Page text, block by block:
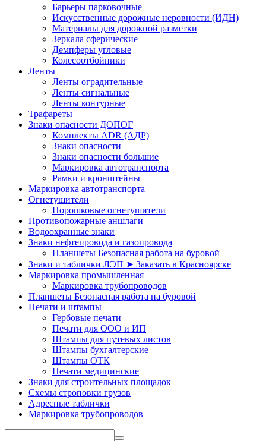
Барьеры парковочные
Искусственные дорожные неровности (ИДН)
Материалы для дорожной разметки
Зеркала сферические
Демпферы угловые
Колесоотбойники
Ленты
Ленты оградительные
Ленты сигнальные
Ленты контурные
Трафареты
Знаки опасности ДОПОГ
Комплекты ADR (АДР)
Знаки опасности
Знаки опасности большие
Маркировка автотранспорта
Рамки и кронштейны
Маркировка автотранспорта
Огнетушители
Порошковые огнетушители
Противопожарные аншлаги
Водоохранные знаки
Знаки нефтепровода и газопровода
Планшеты Безопасная работа на буровой
Знаки и таблички ЛЭП ➤ Заказать в Красноярске
Маркировка промышленная
Маркировка трубопроводов
Планшеты Безопасная работа на буровой
Печати и штампы
Гербовые печати
Печати для ООО и ИП
Штампы для путевых листов
Штампы бухгалтерские
Штампы ОТК
Печати медицинские
Знаки для строительных площадок
Схемы строповки грузов
Адресные таблички
Маркировка трубопроводов